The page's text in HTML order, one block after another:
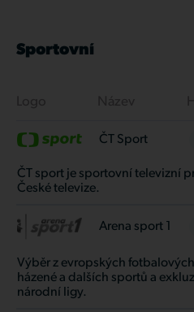
Sportovní
ČT Sport
ČT sport je sportovní televizní
České televize.
Arena sport 1
Výběr z evropských
házené a dalších sportů a
národní ligy.